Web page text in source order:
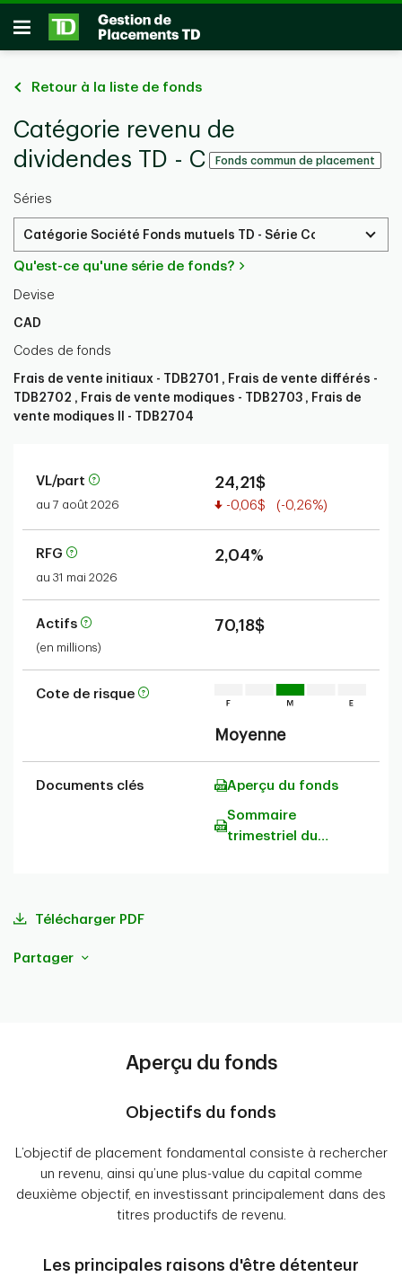
Passer au contenu principal
Ouvrir
Retour à la liste de fonds
Catégorie revenu de
dividendes TD - C
Fonds commun de placement
Séries
Catégorie Société Fonds mutuels TD - Série Conseillers
Qu'est-ce qu'une série de fonds?
Devise
CAD
Codes de fonds
Frais de vente initiaux - TDB2701 , Frais de vente différés -
TDB2702 , Frais de vente modiques - TDB2703 , Frais de
vente modiques II - TDB2704
VL/part
au 7 août 2026
24,21$
Valeur réduite
-0,06$ (-0,26%)
RFG
au 31 mai 2026
2,04%
Actifs
(en millions)
70,18$
Cote de risque
Moyenne
Documents clés Aperçu du fonds
Sommaire
trimestriel du
Télécharger PDF
Partager
Aperçu du fonds
Objectifs du fonds
L’objectif de placement fondamental consiste à rechercher
un revenu, ainsi qu’une plus-value du capital comme
deuxième objectif, en investissant principalement dans des
titres productifs de revenu.
Les principales raisons d'être détenteur